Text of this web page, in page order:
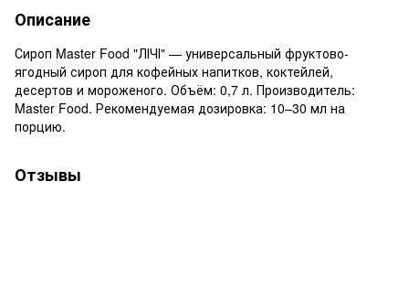
Описание
Сироп Master Food "ЛІЧІ" — универсальный фруктово-
ягодный сироп для кофейных напитков, коктейлей,
десертов и мороженого. Объём: 0,7 л. Производитель:
Master Food. Рекомендуемая дозировка: 10–30 мл на
порцию.
Отзывы